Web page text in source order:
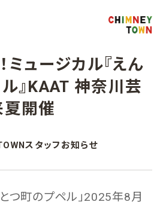
ミュージカル『えん
』KAAT 神奈川芸
夏開催
スタッフお知らせ
つ町のプペル」2025年8月